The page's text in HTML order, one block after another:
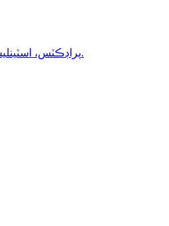
بليڪ فيوز ٿيل ايلومينا، ڪيترن ئي نئين صنعتن لاءِ موزون آهي جيئن ته نيوڪليئر پاور، ايوي ايشن، 3c پراڊڪٽس، اسٽينلیس سٹیل، اسپيشل سيرامڪس، جديد لباس مزاحمتي مواد، وغيره.